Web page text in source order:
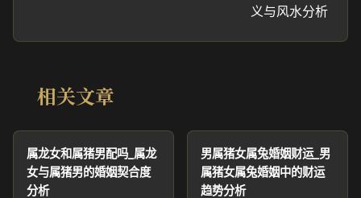
义与风水分析
相关文章
属龙女和属猪男配吗_属龙
女与属猪男的婚姻契合度
分析
男属猪女属兔婚姻财运_男
属猪女属兔婚姻中的财运
趋势分析